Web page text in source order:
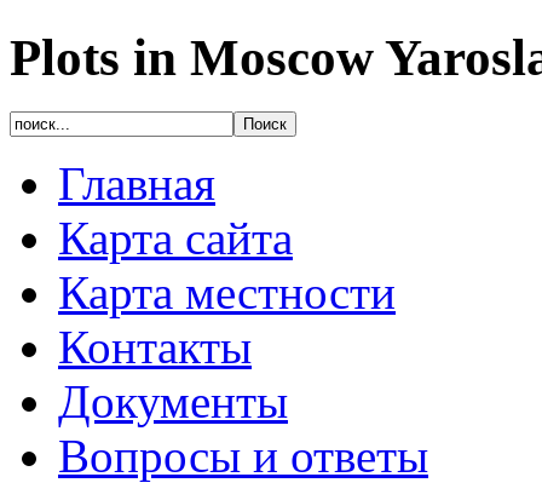
Plots in Moscow
Главная
Карта сайта
Карта местности
Контакты
Документы
Вопросы и ответы